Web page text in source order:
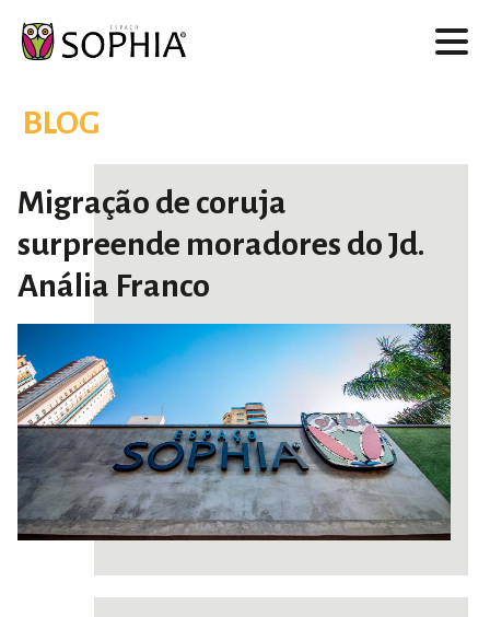
BLOG
Migração de coruja
surpreende moradores do Jd.
Anália Franco